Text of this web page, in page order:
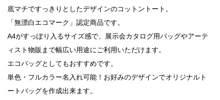
底マチですっきりとしたデザインのコットントート。
「無漂白エコマーク」認定商品です。
A4がすっぽり入るサイズ感で、展示会カタログ用バッグやアーテ
ィスト物販まで幅広い用途にご利用いただけます。
エコバッグとしてもおすすめです。
単色・フルカラー名入れ可能！お好みのデザインでオリジナルト
ートバッグを作成出来ます。